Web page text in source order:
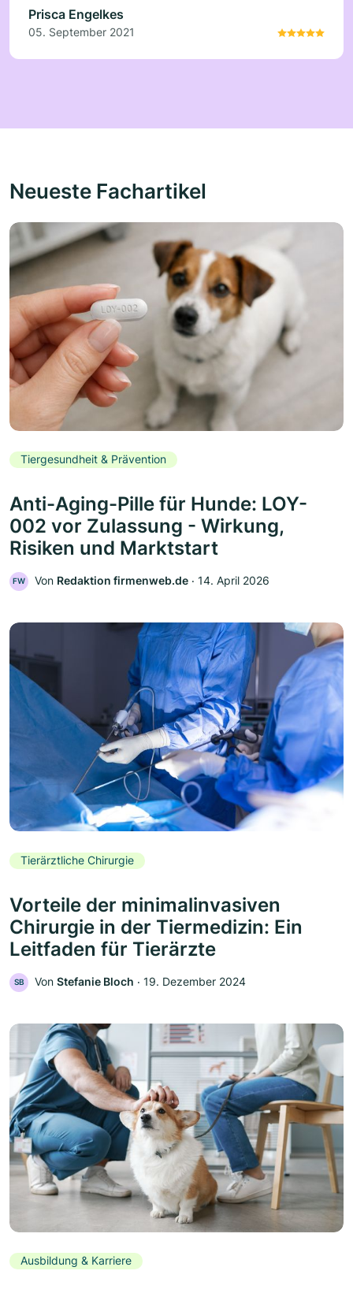
Prisca Engelkes
05. September 2021
Neueste Fachartikel
Tiergesundheit & Prävention
Anti-Aging-Pille für Hunde: LOY-
002 vor Zulassung - Wirkung,
Risiken und Marktstart
FW Von Redaktion firmenweb.de ‧ 14. April 2026
Tierärztliche Chirurgie
Vorteile der minimalinvasiven
Chirurgie in der Tiermedizin: Ein
Leitfaden für Tierärzte
SB Von Stefanie Bloch ‧ 19. Dezember 2024
Ausbildung & Karriere